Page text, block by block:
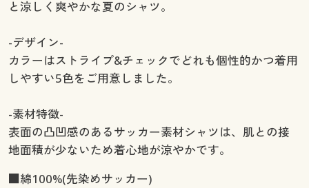
と涼しく爽やかな夏のシャツ。
-デザイン-
カラーはストライプ&チェックでどれも個性的かつ着用
しやすい5色をご用意しました。
-素材特徴-
表面の凸凹感のあるサッカー素材シャツは、肌との接
地面積が少ないため着心地が涼やかです。
■綿100%(先染めサッカー)